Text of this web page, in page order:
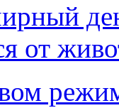
от